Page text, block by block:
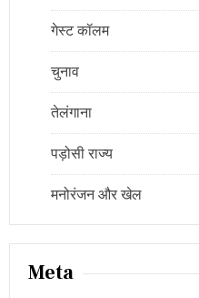
गेस्ट कॉलम
चुनाव
तेलंगाना
पड़ोसी राज्य
मनोरंजन और खेल
Meta